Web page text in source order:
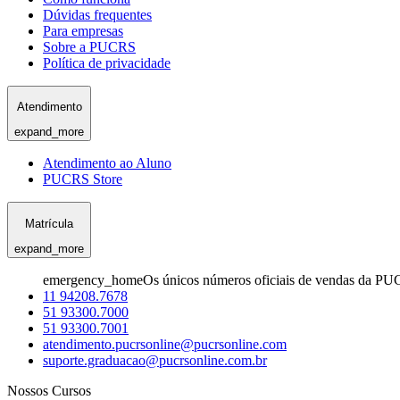
Dúvidas frequentes
Para empresas
Sobre a PUCRS
Política de privacidade
Atendimento
expand_more
Atendimento ao Aluno
PUCRS Store
Matrícula
expand_more
emergency_homeOs únicos números oficiais de vendas da
11 94208.7678
51 93300.7000
51 93300.7001
atendimento.pucrsonline@pucrsonline.com
suporte.graduacao@pucrsonline.com.br
Nossos Cursos